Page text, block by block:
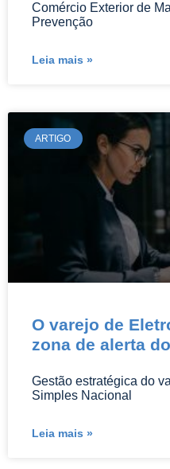
Comércio Exterior de
Prevenção
Leia mais »
ARTIGO
O varejo de
zona de alerta
Gestão estratégica do
Simples Nacional
Leia mais »